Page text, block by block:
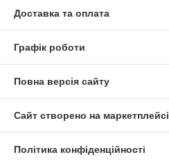
Доставка та оплата
Графік роботи
Повна версія сайту
Сайт створено на маркетплейсі
Політика конфіденційності